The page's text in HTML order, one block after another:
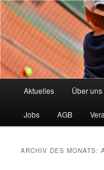
Zum
primären
Inhalt
springen
Zum
sekundären
Inhalt
springenLeipziger
"Lieber Tennis Spielen"
Aktuelles Über uns
Jobs AGB
ARCHIV DES MONATS: